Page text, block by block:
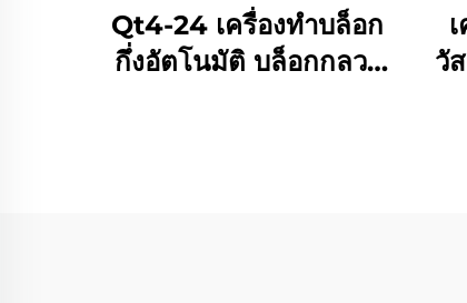
Qt4-24 เครื่องทำบล็อก
กึ่งอัตโนมัติ บล็อกกลวง
วั